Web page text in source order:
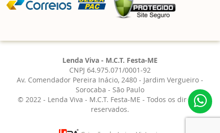
Lenda Viva - M.C.T. Festa-ME
CNPJ 64.975.071/0001-92
Av. Comendador Pereira Inácio, 2480 - Jardim Vergueiro -
Sorocaba - São Paulo
© 2022 - Lenda Viva - M.C.T. Festa-ME - Todos os direitos
reservados.